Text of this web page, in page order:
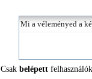
Csakbelépett